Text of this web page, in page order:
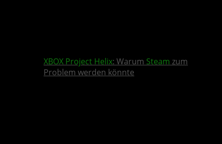
XBOX Project Helix: Warum Steam zum
Problem werden könnte